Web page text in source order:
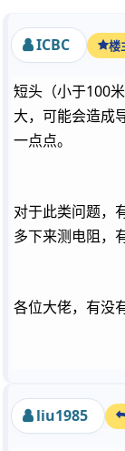
ICBC 楼
短头（小于100
大，可能会造成
一点点。
对于此类问题，
多下来测电阻，
各位大佬，有没
liu1985